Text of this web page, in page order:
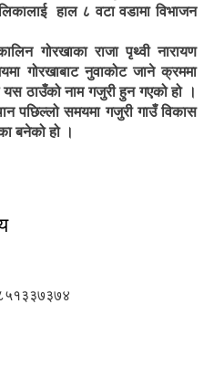
हाल ८ वटा वडामा विभाजन
गोरखाका राजा पृथ्वी नारायण
गोरखाबाट नुवाकोट जाने क्रममा
ठाउँको नाम गजुरी हुन गएको हो ।
पछिल्लो समयमा गजुरी गाउँ विकास
बनेको हो ।